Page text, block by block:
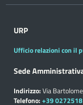
URP
Ufficio relazioni con il
Sede
Indirizzo:Via
Telefono:+39